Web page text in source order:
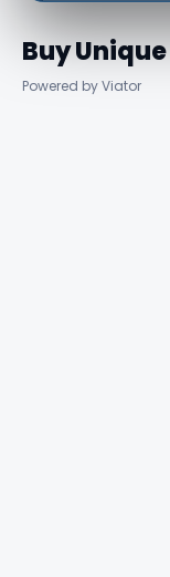
Buy
Powered by Viator